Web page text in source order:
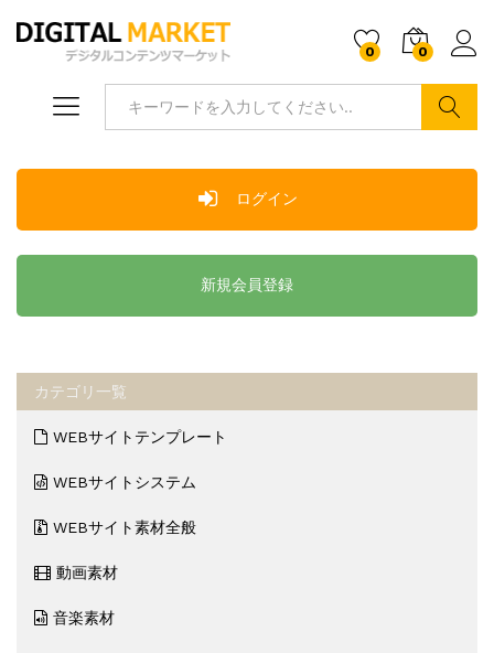
0 0
ログイン
新規会員登録
カテゴリ一覧
WEBサイトテンプレート
WEBサイトシステム
WEBサイト素材全般
動画素材
音楽素材